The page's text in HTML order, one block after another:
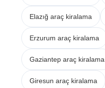
Elazığ araç kiralama
Erzurum araç kiralama
Gaziantep araç kiralama
Giresun araç kiralama